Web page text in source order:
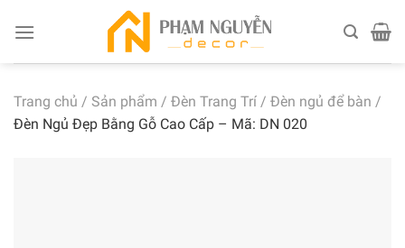
Trang chủ / Sản phẩm / Đèn Trang Trí / Đèn ngủ để bàn /
Đèn Ngủ Đẹp Bằng Gỗ Cao Cấp – Mã: DN 020